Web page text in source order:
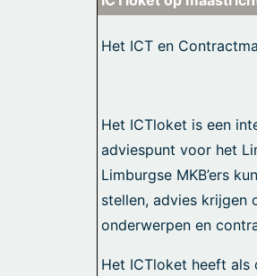
Het ICT en
Het ICTloket is een
adviespunt voor het
Limburgse MKB’ers
stellen, advies krijgen
onderwerpen en
Het ICTloket heeft als